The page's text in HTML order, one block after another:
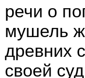
речи о
мушель
древних
своей